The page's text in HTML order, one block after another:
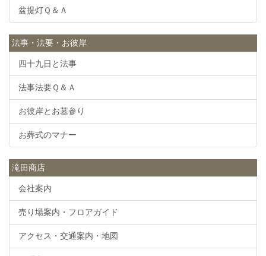
盆提灯Ｑ＆Ａ
法事・法要・お彼岸
四十九日と法事
法事法要Ｑ＆Ａ
お彼岸とお墓参り
お葬式のマナー
滝田商店
会社案内
売り場案内・フロアガイド
アクセス・交通案内・地図